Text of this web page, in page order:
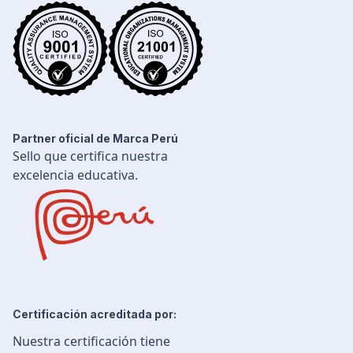
Ingeniería de Procesos
Desarrollo Profesional
Ingeniería Civil
Partner oficial de Marca Perú
Sello que certifica nuestra
excelencia educativa.
Certificación acreditada por:
Nuestra certificación tiene